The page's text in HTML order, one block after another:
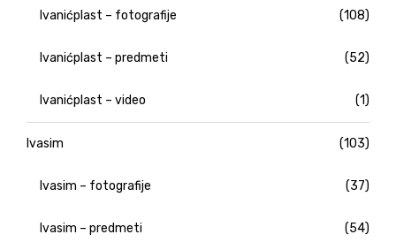
Ivanićplast – fotografije (108)
Ivanićplast – predmeti (52)
Ivanićplast – video (1)
Ivasim (103)
Ivasim – fotografije (37)
Ivasim – predmeti (54)